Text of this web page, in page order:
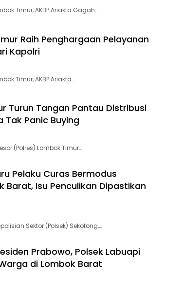
Timur, AKBP Ariakta Gagah…
Raih Penghargaan Pelayanan
Kapolri
Timur, AKBP Ariakta…
Turun Tangan Pantau Distribusi
Tak Panic Buying
(Polres) Lombok Timur…
Pelaku Curas Bermodus
Barat, Isu Penculikan Dipastikan
Sektor (Polsek) Sekotong,…
Prabowo, Polsek Labuapi
di Lombok Barat